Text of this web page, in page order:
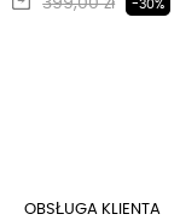
399,00 zł -30%
OBSŁUGA KLIENTA